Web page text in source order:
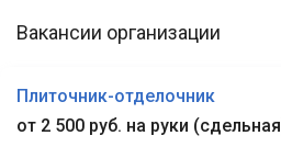
Вакансии организации
Плиточник-отделочник
от 2 500 руб. на руки (сдельная